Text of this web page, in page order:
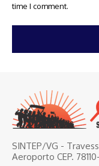
time I comment.
SINTEP/VG -
Aeroporto CEP.